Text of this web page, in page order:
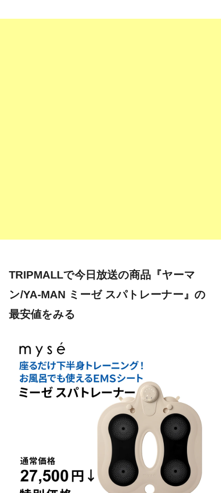
TRIPMALLで今日放送の商品『ヤーマ
ン/YA-MAN ミーゼ スパトレーナー』の
最安値をみる